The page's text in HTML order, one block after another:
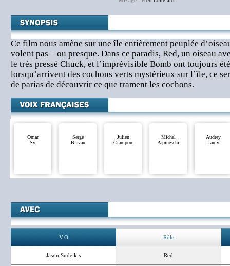
Ce film nous amène sur une île entièrement peuplée
volent pas – ou presque. Dans ce paradis, Red, un oiseau
le très pressé Chuck, et l’imprévisible Bomb ont toujours
lorsqu’arrivent des cochons verts mystérieux sur l’île, ce
de parias de découvrir ce que trament les cochons.
Omar
Sy
Serge
Biavan
Julien
Crampon
Michel
Papineschi
Audrey
Lamy
V.O Rôle
Jason Sudeikis Red